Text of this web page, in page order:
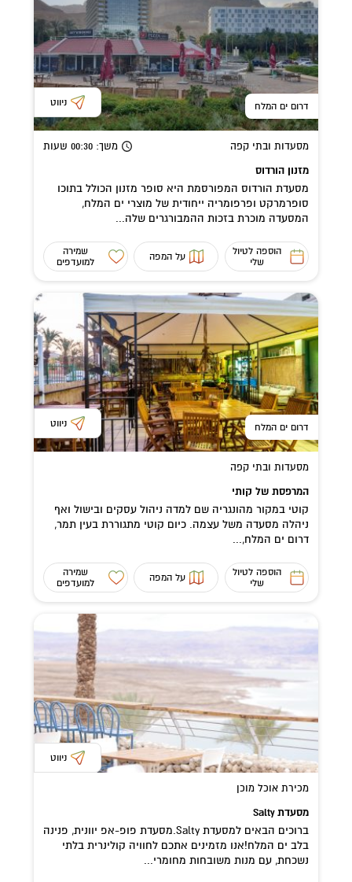
דרום ים המלח ניווט
מסעדות ובתי קפה משך: 00:30 שעות
מזנון הורדוס
מסעדת הורדוס המפורסמת היא סופר מזנון הכולל בתוכו
סופרמרקט ופרפומריה ייחודית של מוצרי ים המלח,
המסעדה מוכרת בזכות ההמבורגרים שלה...
הוספה לטיול
שלי
על המפה
שמירה
למועדפים
דרום ים המלח ניווט
מסעדות ובתי קפה
המרפסת של קותי
קוטי במקור מהונגריה שם למדה ניהול עסקים ובישול ואף
ניהלה מסעדה משל עצמה. כיום קוטי מתגוררת בעין תמר,
דרום ים המלח,...
הוספה לטיול
שלי
על המפה
שמירה
למועדפים
ניווט
מכירת אוכל מוכן
מסעדת Salty
ברוכים הבאים למסעדת Salty.מסעדת פופ-אפ יוונית, פנינה
בלב ים המלח!אנו מזמינים אתכם לחוויה קולינרית בלתי
נשכחת, עם מנות משובחות מחומרי...